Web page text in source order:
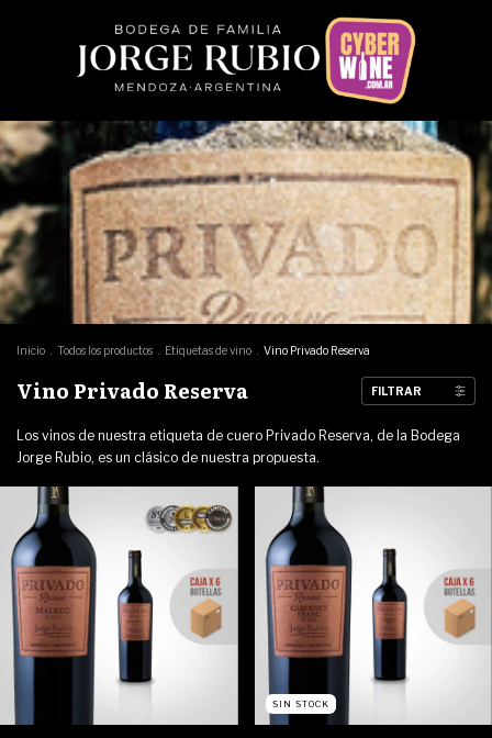
Inicio Todos los productos Etiquetas de vino Vino Privado Reserva
Vino Privado Reserva FILTRAR
Los vinos de nuestra etiqueta de cuero Privado Reserva, de la Bodega
Jorge Rubio, es un clásico de nuestra propuesta.
SIN STOCK